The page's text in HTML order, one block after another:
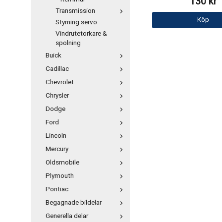
Transmission
Styrning servo
Vindrutetorkare &
spolning
Buick
Cadillac
Chevrolet
Chrysler
Dodge
Ford
Lincoln
Mercury
Oldsmobile
Plymouth
Pontiac
Begagnade bildelar
Generella delar
Köp